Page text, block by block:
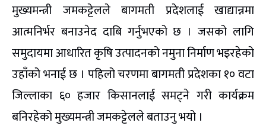
मुख्यमन्त्री जमकट्टेलले बागमती प्रदेशलाई खाद्यान्नमा
आत्मनिर्भर बनाउनेद दाबि गर्नुभएको छ । जसको लागि
समुदायमा आधारित कृषि उत्पादनको नमुना निर्माण भइरहेको
उहाँको भनाई छ । पहिलो चरणमा बागमती प्रदेशका १० वटा
जिल्लाका ६० हजार किसानलाई समट्ने गरी कार्यक्रम
बनिरहेको मुख्यमन्त्री जमकट्टेलले बताउनु भयो ।